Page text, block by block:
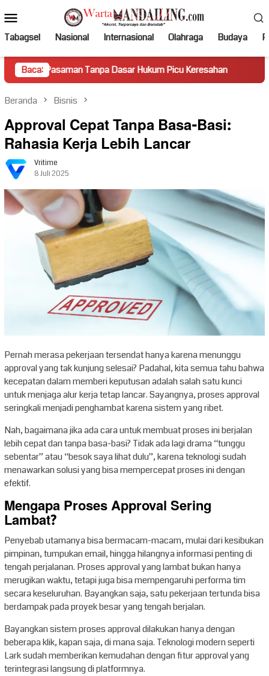
ke
kontenMobile
Tabagsel Nasional Internasional Olahraga Budaya
Baca:Tanpa Dasar Hukum Picu Keresahan Truk Miring
Beranda Bisnis
Approval Cepat Tanpa Basa-Basi:
Rahasia Kerja Lebih Lancar
Vritime
8 Juli 2025
Pernah merasa pekerjaan tersendat hanya karena menunggu
approval yang tak kunjung selesai? Padahal, kita semua tahu bahwa
kecepatan dalam memberi keputusan adalah salah satu kunci
untuk menjaga alur kerja tetap lancar. Sayangnya, proses approval
seringkali menjadi penghambat karena sistem yang ribet.
Nah, bagaimana jika ada cara untuk membuat proses ini berjalan
lebih cepat dan tanpa basa-basi? Tidak ada lagi drama “tunggu
sebentar” atau “besok saya lihat dulu”, karena teknologi sudah
menawarkan solusi yang bisa mempercepat proses ini dengan
efektif.
Mengapa Proses Approval Sering
Lambat?
Penyebab utamanya bisa bermacam-macam, mulai dari kesibukan
pimpinan, tumpukan email, hingga hilangnya informasi penting di
tengah perjalanan. Proses approval yang lambat bukan hanya
merugikan waktu, tetapi juga bisa mempengaruhi performa tim
secara keseluruhan. Bayangkan saja, satu pekerjaan tertunda bisa
berdampak pada proyek besar yang tengah berjalan.
Bayangkan sistem proses approval dilakukan hanya dengan
beberapa klik, kapan saja, di mana saja. Teknologi modern seperti
Lark sudah memberikan kemudahan dengan fitur approval yang
terintegrasi langsung di platformnya.